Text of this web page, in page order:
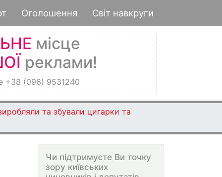
Оголошення Світ навкруги
місце
реклами!
+38 (096) 9531240
та збували цигарки та
Чи підтримуєте Ви точку
зору київських